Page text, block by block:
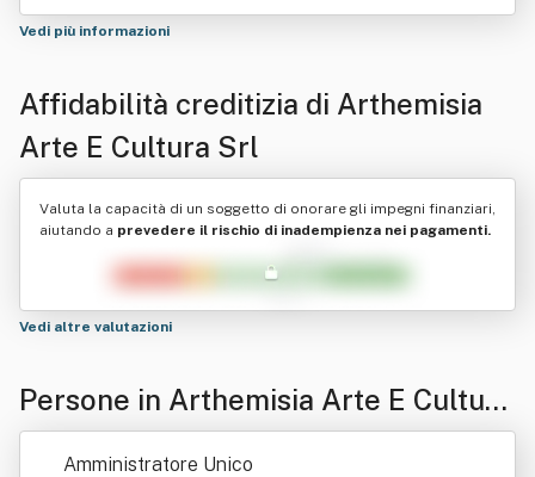
Vedi più informazioni
Affidabilità creditizia di Arthemisia
Arte E Cultura Srl
Valuta la capacità di un soggetto di onorare gli impegni finanziari,
aiutando a prevedere il rischio di inadempienza nei pagamenti.
Vedi altre valutazioni
Persone in Arthemisia Arte E Cultura
Srl
Amministratore Unico